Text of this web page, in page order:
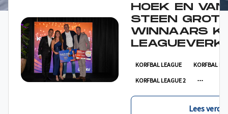
HOEK EN VAN
STEEN
WINNAARS
KORFBAL LEAGUE KORFBAL
KORFBAL LEAGUE 2
Lees verder